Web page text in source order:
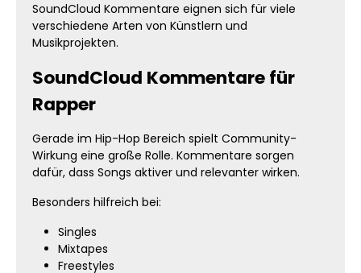
SoundCloud Kommentare eignen sich für viele
verschiedene Arten von Künstlern und
Musikprojekten.
SoundCloud Kommentare für
Rapper
Gerade im Hip-Hop Bereich spielt Community-
Wirkung eine große Rolle. Kommentare sorgen
dafür, dass Songs aktiver und relevanter wirken.
Besonders hilfreich bei:
Singles
Mixtapes
Freestyles